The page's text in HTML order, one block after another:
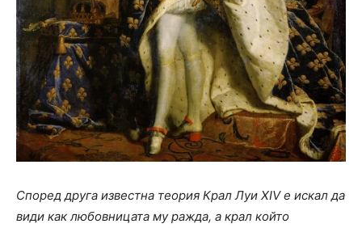
Според друга известна теория Крал Луи XIV е искал да
види как любовницата му ражда, а крал който